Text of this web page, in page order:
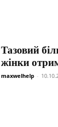
Тазовий
жінки
maxwelhelp -